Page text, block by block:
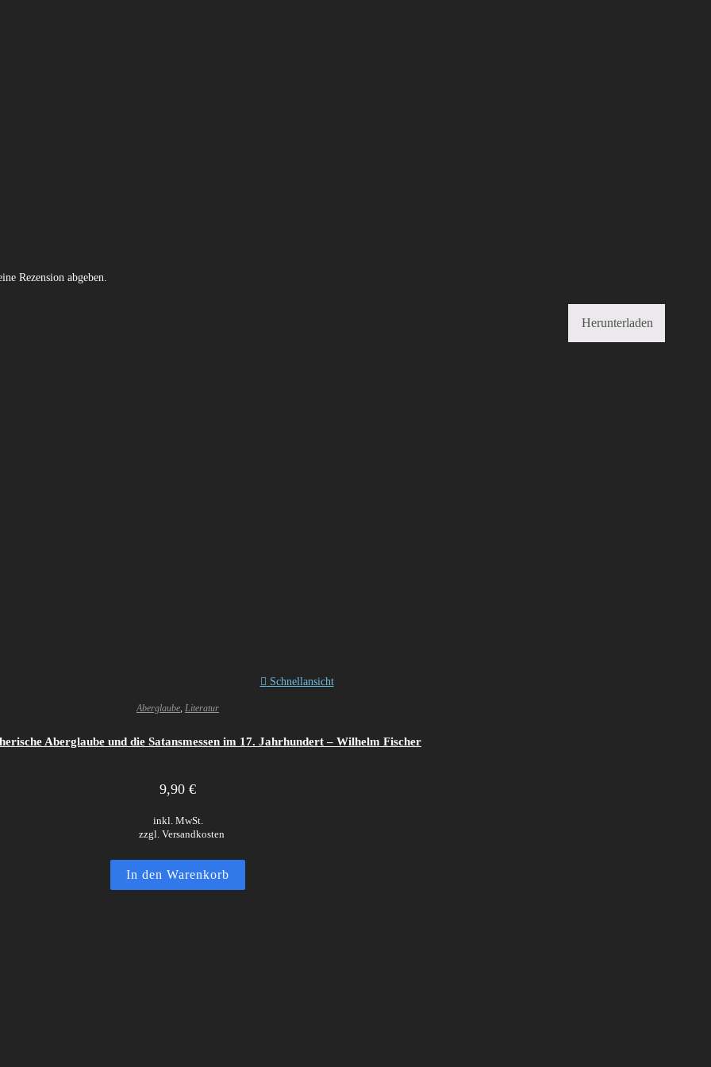
Rezension abgeben.
Herunterladen
Schnellansicht
Aberglaube, Literatur
Aberglaube und die Satansmessen im 17. Jahrhundert – Wilhelm Fischer
9,90 €
inkl. MwSt.
zzgl. Versandkosten
In den Warenkorb